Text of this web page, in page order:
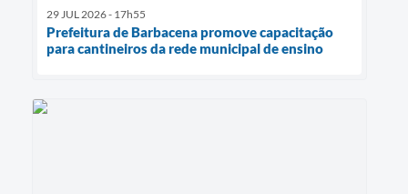
29 JUL 2026 - 17h55
Prefeitura de Barbacena promove capacitação
para cantineiros da rede municipal de ensino